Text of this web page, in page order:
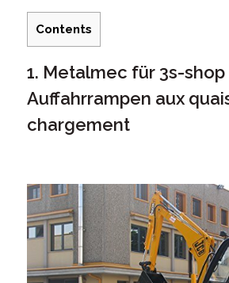
Contents
1. Metalmec für 3s-shop
Auffahrrampen aux
chargement